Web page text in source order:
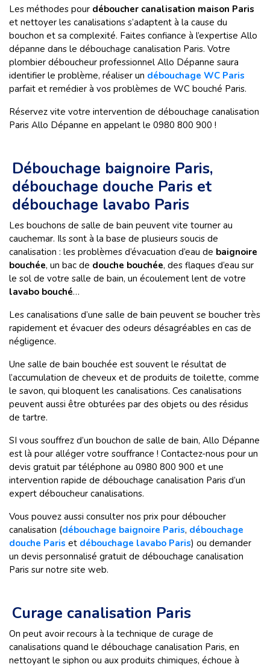
Les méthodes pour déboucher canalisation maison Paris
et nettoyer les canalisations s’adaptent à la cause du
bouchon et sa complexité. Faites confiance à l’expertise Allo
dépanne dans le débouchage canalisation Paris. Votre
plombier déboucheur professionnel Allo Dépanne saura
identifier le problème, réaliser un débouchage WC Paris
parfait et remédier à vos problèmes de WC bouché Paris.
Réservez vite votre intervention de débouchage canalisation
Paris Allo Dépanne en appelant le 0980 800 900 !
Débouchage baignoire Paris,
débouchage douche Paris et
débouchage lavabo Paris
Les bouchons de salle de bain peuvent vite tourner au
cauchemar. Ils sont à la base de plusieurs soucis de
canalisation : les problèmes d’évacuation d’eau de baignoire
bouchée, un bac de douche bouchée, des flaques d’eau sur
le sol de votre salle de bain, un écoulement lent de votre
lavabo bouché…
Les canalisations d’une salle de bain peuvent se boucher très
rapidement et évacuer des odeurs désagréables en cas de
négligence.
Une salle de bain bouchée est souvent le résultat de
l’accumulation de cheveux et de produits de toilette, comme
le savon, qui bloquent les canalisations. Ces canalisations
peuvent aussi être obturées par des objets ou des résidus
de tartre.
SI vous souffrez d’un bouchon de salle de bain, Allo Dépanne
est là pour alléger votre souffrance ! Contactez-nous pour un
devis gratuit par téléphone au 0980 800 900 et une
intervention rapide de débouchage canalisation Paris d’un
expert déboucheur canalisations.
Vous pouvez aussi consulter nos prix pour déboucher
canalisation (débouchage baignoire Paris, débouchage
douche Paris et débouchage lavabo Paris) ou demander
un devis personnalisé gratuit de débouchage canalisation
Paris sur notre site web.
Curage canalisation Paris
On peut avoir recours à la technique de curage de
canalisations quand le débouchage canalisation Paris, en
nettoyant le siphon ou aux produits chimiques, échoue à